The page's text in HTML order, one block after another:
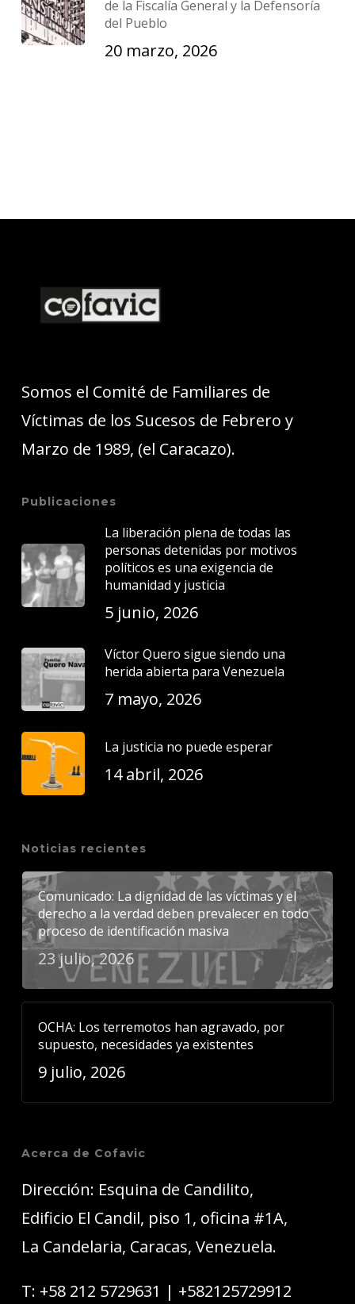
de la Fiscalía General y la Defensoría
del Pueblo
20 marzo, 2026
Somos el Comité de Familiares de
Víctimas de los Sucesos de Febrero y
Marzo de 1989, (el Caracazo).
Publicaciones
La liberación plena de todas las
personas detenidas por motivos
políticos es una exigencia de
humanidad y justicia
5 junio, 2026
Víctor Quero sigue siendo una
herida abierta para Venezuela
7 mayo, 2026
La justicia no puede esperar
14 abril, 2026
Noticias recientes
Comunicado: La dignidad de las víctimas y el
derecho a la verdad deben prevalecer en todo
proceso de identificación masiva
23 julio, 2026
OCHA: Los terremotos han agravado, por
supuesto, necesidades ya existentes
9 julio, 2026
Acerca de Cofavic
Dirección: Esquina de Candilito,
Edificio El Candil, piso 1, oficina #1A,
La Candelaria, Caracas, Venezuela.
T: +58 212 5729631 | +582125729912